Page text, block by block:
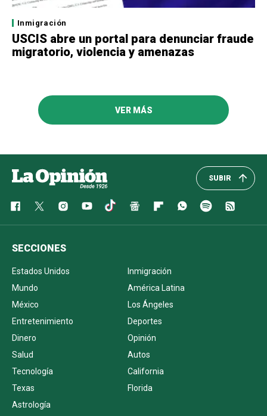
Inmigración
USCIS abre un portal para denunciar fraude
migratorio, violencia y amenazas
VER MÁS
SUBIR
SECCIONES
Estados Unidos
Inmigración
Mundo
América Latina
México
Los Ángeles
Entretenimiento
Deportes
Dinero
Opinión
Salud
Autos
Tecnología
California
Texas
Florida
Astrología